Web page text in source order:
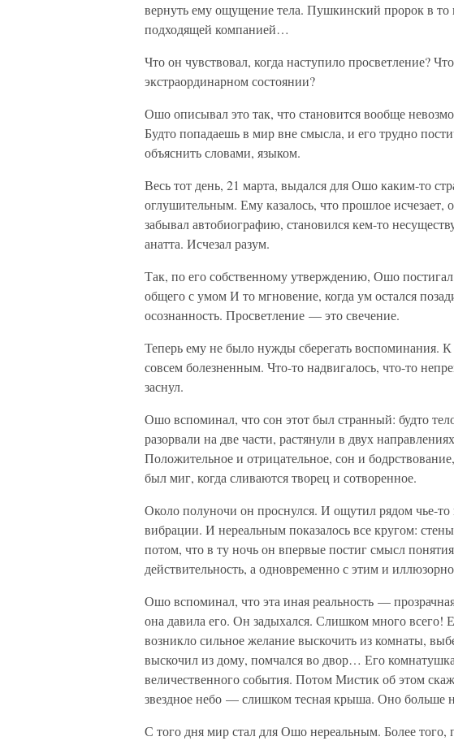
вернуть ему ощущение тела. Пушкинский пророк в
подходящей компанией…
Что он чувствовал, когда наступило просветление?
экстраординарном состоянии?
Ошо описывал это так, что становится вообще
Будто попадаешь в мир вне смысла, и его трудно
объяснить словами, языком.
Весь тот день, 21 марта, выдался для Ошо каким-то
оглушительным. Ему казалось, что прошлое исчезает,
забывал автобиографию, становился кем-то
анатта. Исчезал разум.
Так, по его собственному утверждению, Ошо
общего с умом И то мгновение, когда ум остался
осознанность. Просветление — это свечение.
Теперь ему не было нужды сберегать воспоминания. К
совсем болезненным. Что-то надвигалось, что-то
заснул.
Ошо вспоминал, что сон этот был странный: будто
разорвали на две части, растянули в двух
Положительное и отрицательное, сон и
был миг, когда сливаются творец и сотворенное.
Около полуночи он проснулся. И ощутил рядом чье-
вибрации. И нереальным показалось все кругом:
потом, что в ту ночь он впервые постиг смысл
действительность, а одновременно с этим и
Ошо вспоминал, что эта иная реальность —
она давила его. Он задыхался. Слишком много всего!
возникло сильное желание выскочить из комнаты,
выскочил из дому, помчался во двор… Его
величественного события. Потом Мистик об этом
звездное небо — слишком тесная крыша. Оно больше
С того дня мир стал для Ошо нереальным. Более